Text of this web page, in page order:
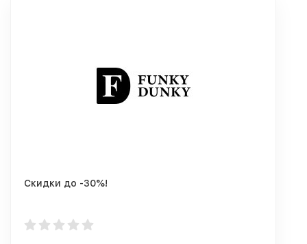
Скидки до -30%!